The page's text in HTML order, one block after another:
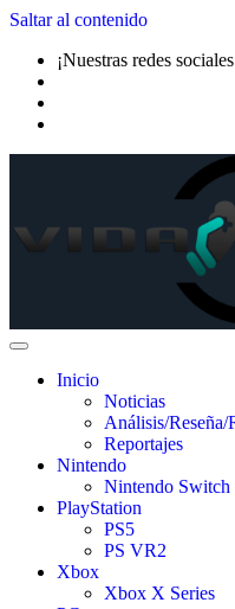
Saltar al contenido
¡Nuestras redes
Inicio
Noticias
Análisis/Reseña/
Reportajes
Nintendo
Nintendo Switch
PlayStation
PS5
PS VR2
Xbox
Xbox X Series